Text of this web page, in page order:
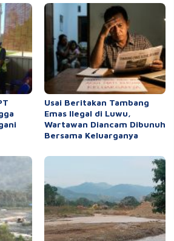
Usai Beritakan Tambang
Emas Ilegal di Luwu,
Wartawan Diancam Dibunuh
Bersama Keluarganya